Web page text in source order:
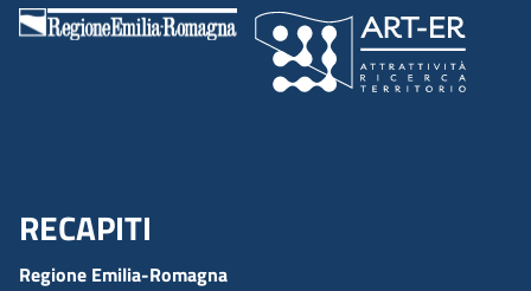
Menu Footer
RECAPITI
Regione Emilia-Romagna